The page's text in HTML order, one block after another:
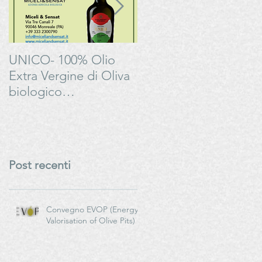
UNICO- 100% Olio
Extra Vergine di Oliva
biologico
Post recenti
Convegno EVOP (Energy
Valorisation of Olive Pits)